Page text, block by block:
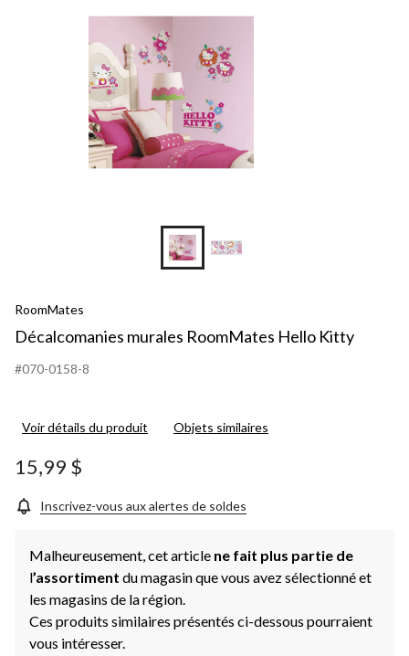
RoomMates
Décalcomanies murales RoomMates Hello Kitty
#070-0158-8
Voir détails du produit Objets similaires
15,99 $
Inscrivez-vous aux alertes de soldes
Malheureusement, cet article ne fait plus partie de
l’assortiment du magasin que vous avez sélectionné et
les magasins de la région.
Ces produits similaires présentés ci-dessous pourraient
vous intéresser.